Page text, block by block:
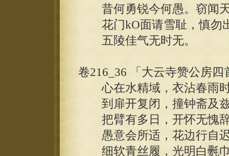
昔何勇锐今何愚。窃闻天
花门kO面请雪耻，慎勿
五陵佳气无时无。
卷216_36 「大云寺赞公房四
心在水精域，衣沾春雨时
到扉开复闭，撞钟斋及兹
把臂有多日，开怀无愧辞
愚意会所适，花边行自迟
细软青丝履，光明白氎巾